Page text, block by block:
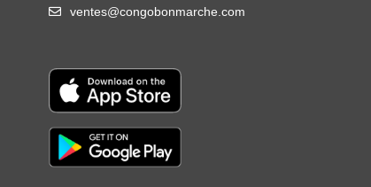
ventes@congobonmarche.com